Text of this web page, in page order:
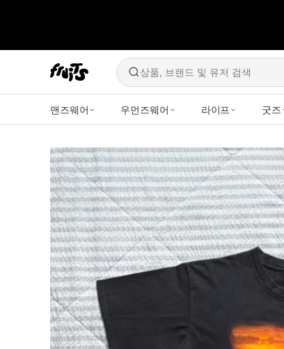
상품, 브랜드 및 유저 검색
맨즈웨어 우먼즈웨어 라이프 굿즈